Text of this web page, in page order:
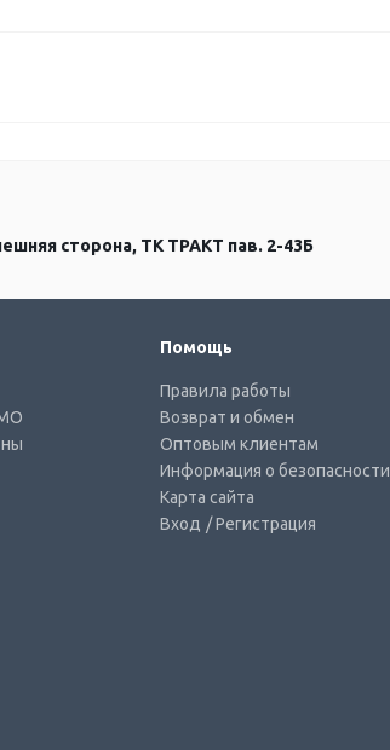
сторона, ТК ТРАКТ пав. 2-43Б
Помощь
Правила работы
Возврат и обмен
Оптовым клиентам
Информация о безопасности
Карта сайта
Вход / Регистрация